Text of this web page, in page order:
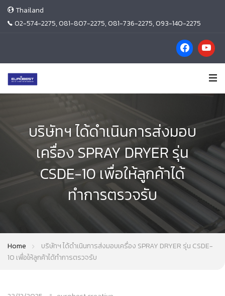
Thailand
02-574-2275, 081-807-2275, 081-736-2275, 093-140-2275
บริษัทฯ ได้ดำเนินการส่งมอบ
เครื่อง SPRAY DRYER รุ่น
CSDE-10 เพื่อให้ลูกค้าได้
ทำการตรวจรับ
Home
บริษัทฯ ได้ดำเนินการส่งมอบเครื่อง SPRAY DRYER รุ่น CSDE-
10 เพื่อให้ลูกค้าได้ทำการตรวจรับ